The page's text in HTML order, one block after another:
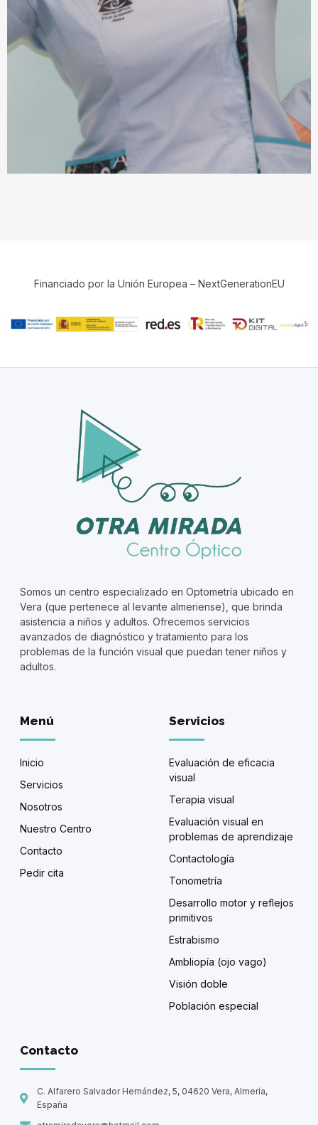
Financiado por la Unión Europea – NextGenerationEU
Somos un centro especializado en Optometría ubicado en
Vera (que pertenece al levante almeriense), que brinda
asistencia a niños y adultos. Ofrecemos servicios
avanzados de diagnóstico y tratamiento para los
problemas de la función visual que puedan tener niños y
adultos.
Menú
Inicio
Servicios
Nosotros
Nuestro Centro
Contacto
Pedir cita
Servicios
Evaluación de eficacia
visual
Terapia visual
Evaluación visual en
problemas de aprendizaje
Contactología
Tonometría
Desarrollo motor y reflejos
primitivos
Estrabismo
Ambliopía (ojo vago)
Visión doble
Población especial
Contacto
C. Alfarero Salvador Hernández, 5, 04620 Vera, Almería,
España